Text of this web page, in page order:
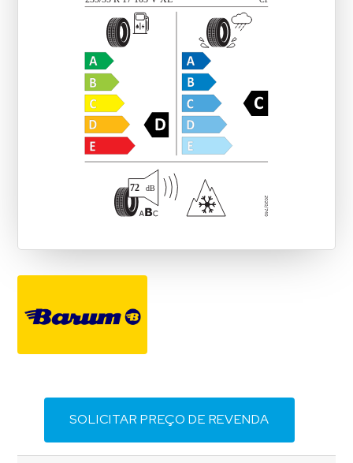
SOLICITAR PREÇO DE REVENDA